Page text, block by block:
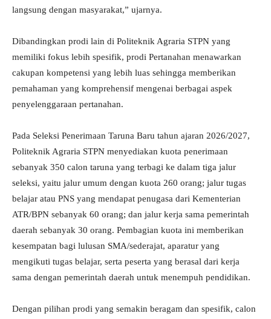
langsung dengan masyarakat,” ujarnya.
Dibandingkan prodi lain di Politeknik Agraria STPN yang
memiliki fokus lebih spesifik, prodi Pertanahan menawarkan
cakupan kompetensi yang lebih luas sehingga memberikan
pemahaman yang komprehensif mengenai berbagai aspek
penyelenggaraan pertanahan.
Pada Seleksi Penerimaan Taruna Baru tahun ajaran 2026/2027,
Politeknik Agraria STPN menyediakan kuota penerimaan
sebanyak 350 calon taruna yang terbagi ke dalam tiga jalur
seleksi, yaitu jalur umum dengan kuota 260 orang; jalur tugas
belajar atau PNS yang mendapat penugasa dari Kementerian
ATR/BPN sebanyak 60 orang; dan jalur kerja sama pemerintah
daerah sebanyak 30 orang. Pembagian kuota ini memberikan
kesempatan bagi lulusan SMA/sederajat, aparatur yang
mengikuti tugas belajar, serta peserta yang berasal dari kerja
sama dengan pemerintah daerah untuk menempuh pendidikan.
Dengan pilihan prodi yang semakin beragam dan spesifik, calon